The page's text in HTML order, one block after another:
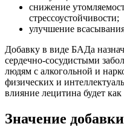
снижение
стрессоустойчивости;
улучшение
Добавку в виде БАДа
сердечно-сосудистыми
людям с алкогольной и
физических и
влияние лецитина будет как
Значение